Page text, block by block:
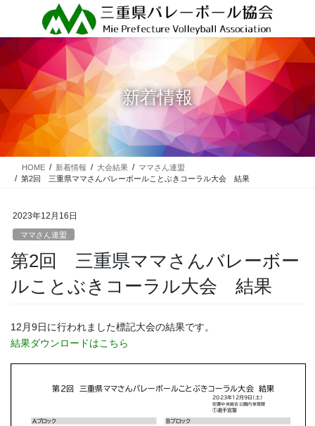
テ
ン
ツ
動
ゲ
ー
シ
に
新着情報
HOME 新着情報 大会結果
ママさん連盟
第2回 三重県ママさんバレーボールことぶきコーラル大会 結果
2023年12月16日
ママさん連盟
第2回 三重県ママさんバレーボー
ルことぶきコーラル大会 結果
12月9日に行われました標記大会の結果です。
結果ダウンロードはこちら